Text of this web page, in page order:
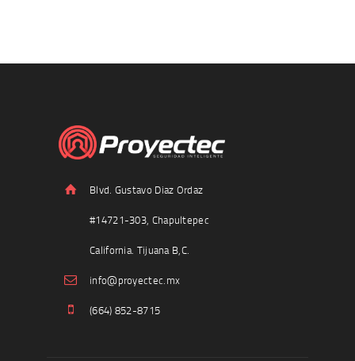
Blvd. Gustavo Diaz Ordaz
#14721-303, Chapultepec
California. Tijuana B,C.
info@proyectec.mx
(664) 852-8715